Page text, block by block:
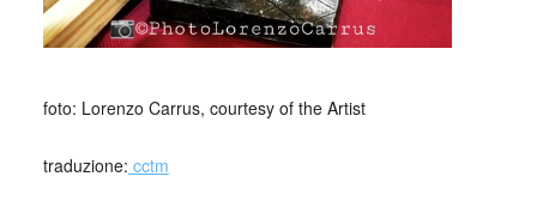
foto: Lorenzo Carrus, courtesy of the Artist
traduzione: cctm